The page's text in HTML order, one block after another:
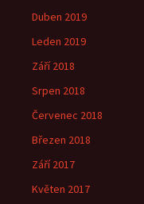
Duben 2019
Leden 2019
Září 2018
Srpen 2018
Červenec 2018
Březen 2018
Září 2017
Květen 2017